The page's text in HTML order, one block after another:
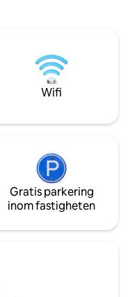
friluftsteatern,
park och stadens
stadion, är alla
Wifi
Gratis parkering
inom fastigheten